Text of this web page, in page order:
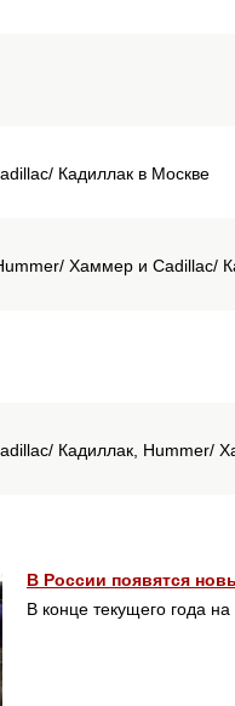
Кадиллак в Москве
Хаммер и Cadillaс/
Кадиллак, Hummer/
В России появятся
В конце текущего года